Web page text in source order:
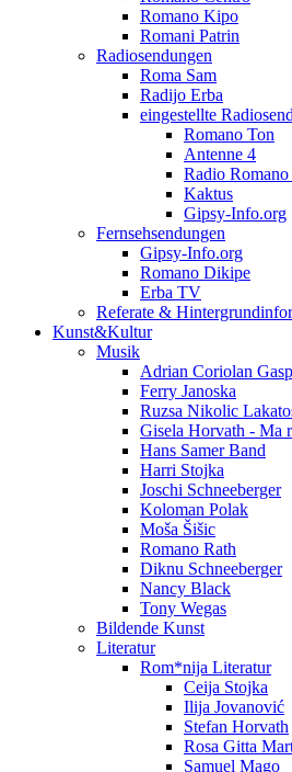
Romano Kipo
Romani Patrin
Radiosendungen
Roma Sam
Radijo Erba
eingestellte
Romano Ton
Antenne 4
Radio
Kaktus
Gipsy-Info.org
Fernsehsendungen
Gipsy-Info.org
Romano Dikipe
Erba TV
Referate &
Kunst&Kultur
Musik
Adrian Coriolan
Ferry Janoska
Ruzsa Nikolic
Gisela Horvath - Ma
Hans Samer Band
Harri Stojka
Joschi Schneeberger
Koloman Polak
Moša Šišic
Romano Rath
Diknu Schneeberger
Nancy Black
Tony Wegas
Bildende Kunst
Literatur
Rom*nija Literatur
Ceija Stojka
Ilija Jovanović
Stefan Horvath
Rosa Gitta
Samuel Mago